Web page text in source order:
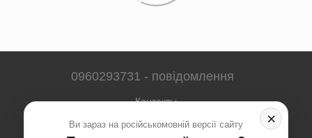
0960293731 - повідомлення
Контакты
Полная версия сайта ×
Ви зараз на російськомовній версії сайту